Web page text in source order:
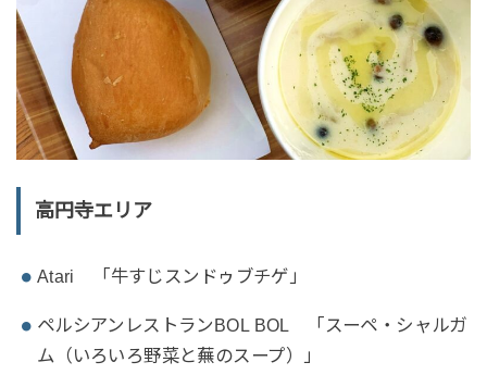
高円寺エリア
Atari 「牛すじスンドゥブチゲ」
ペルシアンレストランBOL BOL 「スーペ・シャルガ
ム（いろいろ野菜と蕪のスープ）」